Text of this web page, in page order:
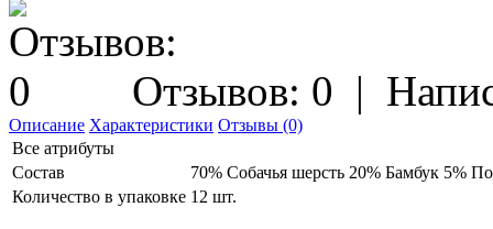
Отзывов: 0 |
Описание Характеристики Отзывы (0)
Все атрибуты
Состав
70% Собачья шерсть 20% Бамбук 5%
Количество в упаковке 12 шт.